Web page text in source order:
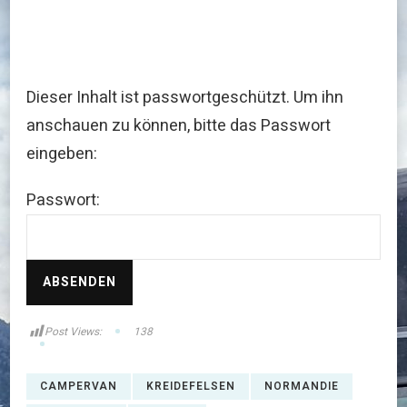
Dieser Inhalt ist passwortgeschützt. Um ihn
anschauen zu können, bitte das Passwort
eingeben:
Passwort:
Post Views: 138
CAMPERVAN KREIDEFELSEN
NORMANDIE